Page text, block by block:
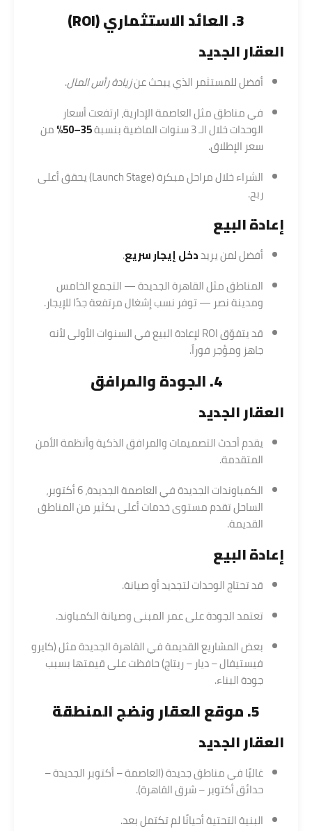
3. العائد الاستثماري (ROI)
العقار الجديد
أفضل للمستثمر الذي يبحث عنزيادة رأس المال.
في مناطق مثل العاصمة الإدارية، ارتفعت أسعار
الوحدات خلال الـ 3 سنوات الماضية بنسبة
35–50%
من
سعر الإطلاق.
الشراء خلال مراحل مبكرة (Launch Stage) يحقق أعلى
ربح.
إعادة البيع
أفضل لمن يريددخل إيجار سريع.
المناطق مثل القاهرة الجديدة — التجمع الخامس
ومدينة نصر — توفر نسب إشغال مرتفعة جدًا للإيجار.
قد يتفوّق ROI لإعادة البيع في السنوات الأولى لأنه
جاهز ومؤجر فوراً.
4. الجودة والمرافق
العقار الجديد
يقدم أحدث التصميمات والمرافق الذكية وأنظمة الأمن
المتقدمة.
الكمباوندات الجديدة في العاصمة الجديدة، 6 أكتوبر،
الساحل تقدم مستوى خدمات أعلى بكثير من المناطق
القديمة.
إعادة البيع
قد تحتاج الوحدات لتجديد أو صيانة.
تعتمد الجودة على عمر المبنى وصيانة الكمباوند.
بعض المشاريع القديمة في القاهرة الجديدة مثل (كايرو
فيستيفال – ديار – ريتاج) حافظت على قيمتها بسبب
جودة البناء.
5. موقع العقار ونضج المنطقة
العقار الجديد
غالبًا في مناطق جديدة (العاصمة – أكتوبر الجديدة –
حدائق أكتوبر – شرق القاهرة).
البنية التحتية أحيانًا لم تكتمل بعد.